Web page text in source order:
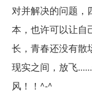
对并解决的问题，
本，也许可以让自
长，青春还没有散
现实之间，放飞
风！！^-^